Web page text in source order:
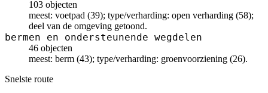
103 objecten
meest: voetpad (39); type/verharding: open verharding (58);
deel van de omgeving getoond.
bermen en ondersteunende wegdelen
46 objecten
meest: berm (43); type/verharding: groenvoorziening (26).
Snelste route